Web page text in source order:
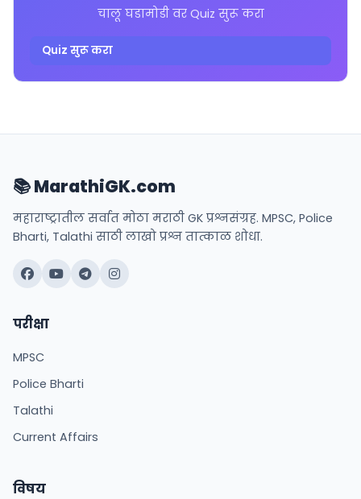
चालू घडामोडी वर Quiz सुरू करा
Quiz सुरू करा
📚 MarathiGK.com
महाराष्ट्रातील सर्वात मोठा मराठी GK प्रश्नसंग्रह. MPSC, Police
Bharti, Talathi साठी लाखो प्रश्न तात्काळ शोधा.
परीक्षा
MPSC
Police Bharti
Talathi
Current Affairs
विषय